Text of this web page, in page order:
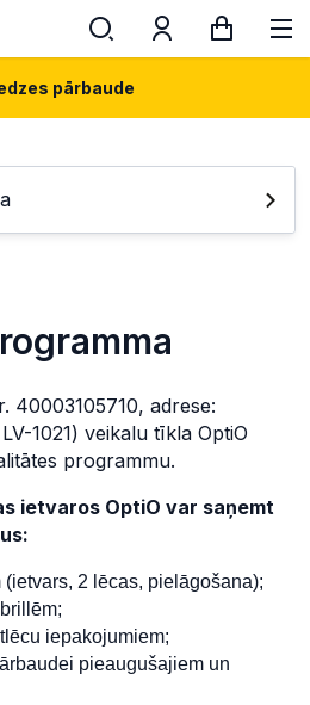
pārbaude
40003105710, adrese:
1021) veikalu tīkla OptiO
programmu.
ietvaros OptiO var saņemt
2 lēcas, pielāgošana);
iepakojumiem;
pieaugušajiem un